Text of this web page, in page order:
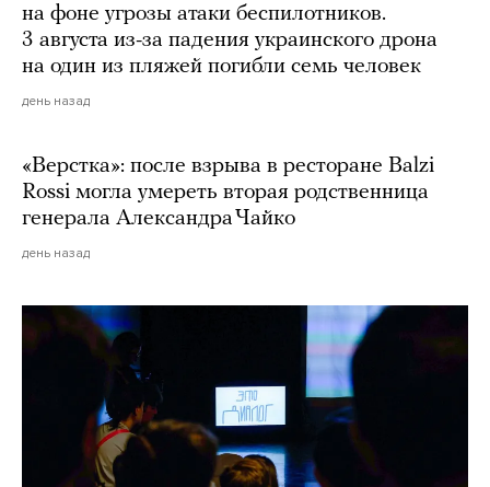
на фоне угрозы атаки беспилотников.
3 августа из-за падения украинского дрона
на один из пляжей погибли семь человек
день назад
«Верстка»: после взрыва в ресторане Balzi
Rossi могла умереть вторая родственница
генерала Александра Чайко
день назад